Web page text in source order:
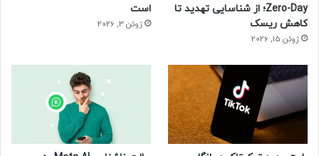
Zero-Day؛ از شناسایی تهدید تا
کاهش ریسک
ژوئن 15, 2026
است
ژوئن 3, 2026